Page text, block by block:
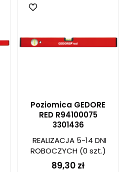
Poziomica GEDORE
RED R94100075
3301436
REALIZACJA 5-14 DNI
ROBOCZYCH(0 szt.)
89,30 zł